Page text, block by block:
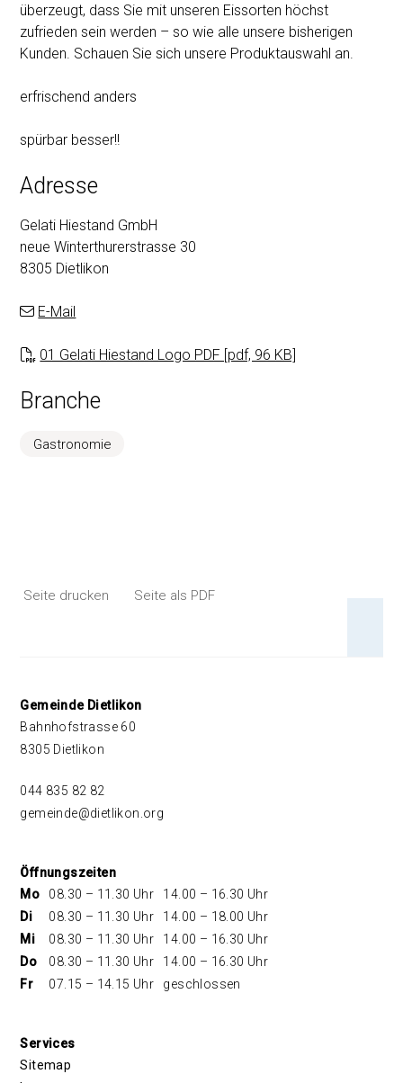
überzeugt, dass Sie mit unseren Eissorten höchst
zufrieden sein werden – so wie alle unsere bisherigen
Kunden. Schauen Sie sich unsere Produktauswahl an.
erfrischend anders
spürbar besser!!
Adresse
Gelati Hiestand GmbH
neue Winterthurerstrasse 30
8305 Dietlikon
E-Mail
01 Gelati Hiestand Logo PDF [pdf, 96 KB]
Branche
Gastronomie
Seite drucken Seite als PDF
Footer
Gemeinde Dietlikon
Bahnhofstrasse 60
8305 Dietlikon
044 835 82 82
gemeinde@dietlikon.org
Öffnungszeiten
Mo
08.30 – 11.30 Uhr
14.00 – 16.30 Uhr
Di
08.30 – 11.30 Uhr
14.00 – 18.00 Uhr
Mi
08.30 – 11.30 Uhr
14.00 – 16.30 Uhr
Do
08.30 – 11.30 Uhr
14.00 – 16.30 Uhr
Fr
07.15 – 14.15 Uhr geschlossen
Services
Sitemap